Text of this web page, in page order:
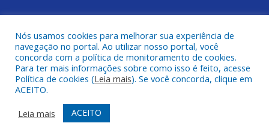
Todos os direitos reservados a Câmara Municipal de Gurupá.
Mapa do Site
Acessar Área Administrativa
Nós usamos cookies para melhorar sua experiência de
navegação no portal. Ao utilizar nosso portal, você
concorda com a política de monitoramento de cookies.
Para ter mais informações sobre como isso é feito, acesse
Política de cookies (Leia mais). Se você concorda, clique em
ACEITO.
Leia mais
ACEITO